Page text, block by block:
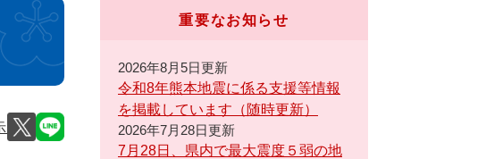
重要なお知らせ
2026年8月5日更新
令和8年熊本地震に係る支援等情報
を掲載しています（随時更新）
2026年7月28日更新
7月28日、県内で最大震度５弱の地